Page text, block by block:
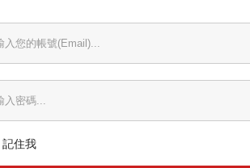
記住我